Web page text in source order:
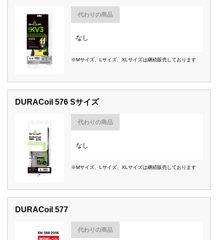
代わりの商品
なし
※Mサイズ、Lサイズ、XLサイズは継続販売しております
DURACoil 576 Sサイズ
代わりの商品
なし
※Mサイズ、Lサイズ、XLサイズは継続販売しております
DURACoil 577
代わりの商品